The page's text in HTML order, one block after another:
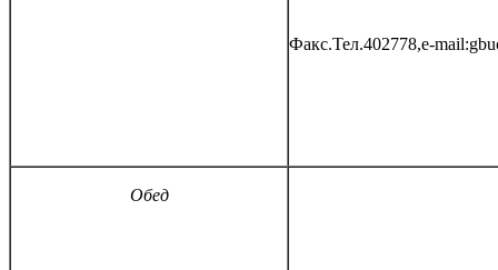
Факс.Тел.402778,e-
Обед